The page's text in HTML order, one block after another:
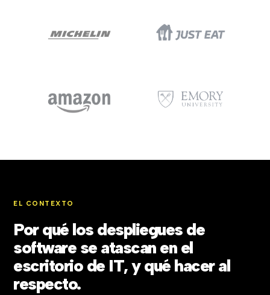
EL CONTEXTO
Por qué los despliegues de
software se atascan en el
escritorio de IT, y qué hacer al
respecto.